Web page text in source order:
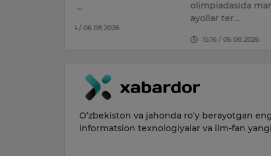
O‘zbekiston va jahonda ro‘y berayotgan
informatsion texnologiyalar va ilm-fan